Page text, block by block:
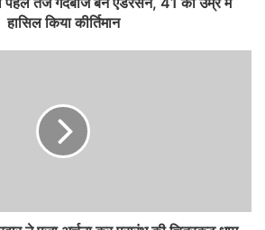
हासिल किया कीर्तिमान